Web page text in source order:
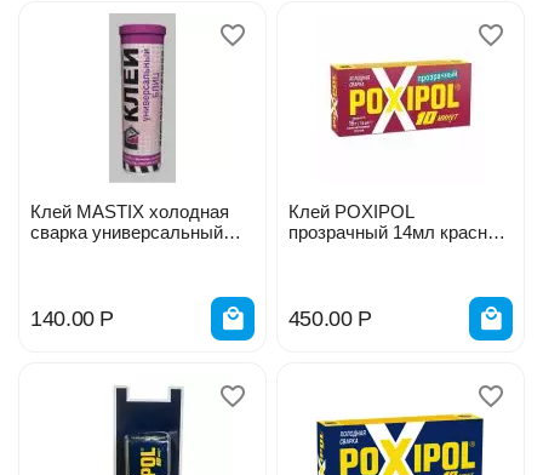
Клей MASTIX холодная
сварка универсальный
140.00 Р
Клей POXIPOL
прозрачный 14мл красная
450.00 Р